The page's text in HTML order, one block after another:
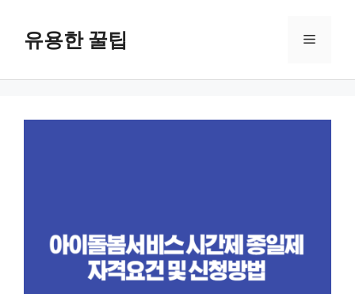
유용한 꿀팁 메